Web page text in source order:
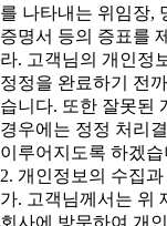
를 나타내는 위임장,
증명서 등의 증표를
라. 고객님의 개인정
정정을 완료하기 전
습니다. 또한 잘못된
경우에는 정정 처리
이루어지도록 하겠습
2. 개인정보의 수집
가. 고객님께서는 위
회사에 방문하여 개